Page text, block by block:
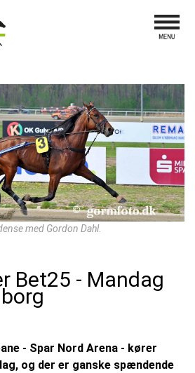
med Gordon Dahl.
Bet25 - Mandag
- Spar Nord Arena - kører
og der er ganske spændende